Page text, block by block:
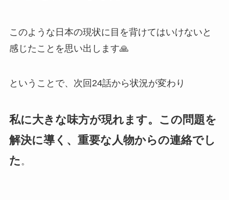
このような日本の現状に目を背けてはいけないと
感じたことを思い出します🙏
ということで、次回24話から状況が変わり
私に大きな味方が現れます。この問題を
解決に導く、重要な人物からの連絡でし
た 。